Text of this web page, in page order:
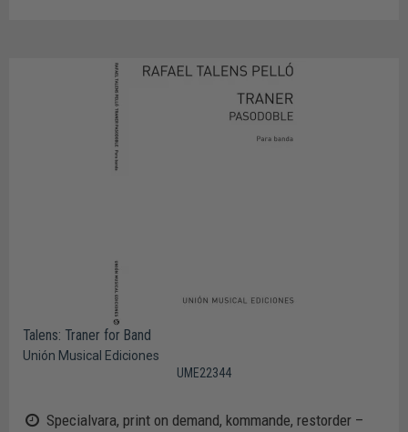
Talens: Traner for Band
Unión Musical Ediciones
UME22344
Specialvara, print on demand, kommande, restorder –